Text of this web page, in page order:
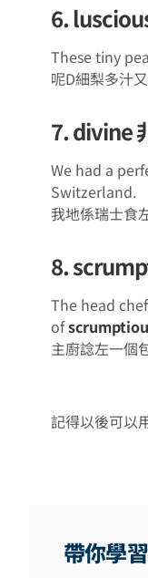
6.
These tiny
呢D細梨多汁
7. divine
We had a
Switzerland.
我地係瑞士食
8.
The head
of
主廚諗左一個
記得以後可以
帶你學